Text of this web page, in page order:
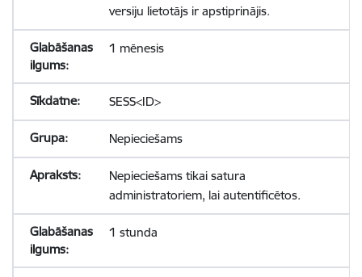
versiju lietotājs ir apstiprinājis.
1 mēnesis
SESS<ID>
Nepieciešams
Nepieciešams tikai satura
administratoriem, lai autentificētos.
1 stunda